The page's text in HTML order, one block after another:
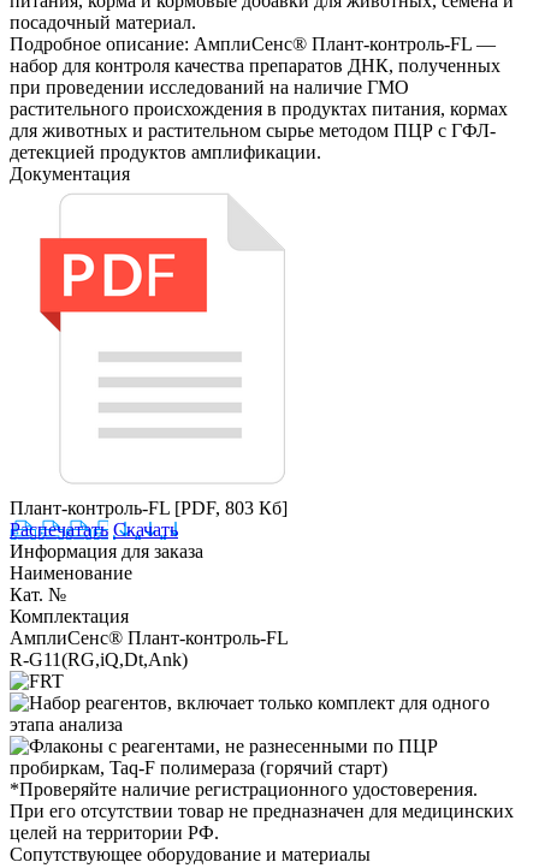
посадочный материал.
Подробное описание: АмплиСенс® Плант-контроль-FL —
набор для контроля качества препаратов ДНК, полученных
при проведении исследований на наличие ГМО
растительного происхождения в продуктах питания, кормах
для животных и растительном сырье методом ПЦР с ГФЛ-
детекцией продуктов амплификации.
Документация
Плант-контроль-FL [PDF, 803 Кб]
Распечатать Скачать
Информация для заказа
Наименование
Кат. №
Комплектация
АмплиСенс® Плант-контроль-FL
R-G11(RG,iQ,Dt,Ank)
*Проверяйте наличие регистрационного удостоверения.
При его отсутствии товар не предназначен для медицинских
целей на территории РФ.
Сопутствующее оборудование и материалы